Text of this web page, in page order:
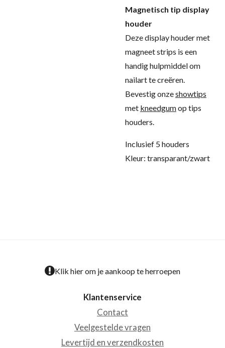
Magnetisch tip display
houder
Deze display houder met
magneet strips is een
handig hulpmiddel om
nailart te creëren.
Bevestig onzeshowtips
met kneedgumop tips
houders.
Inclusief 5 houders
Kleur: transparant/zwart
Klik hier om je aankoop te herroepen
Klantenservice
Contact
Veelgestelde vragen
Levertijd en verzendkosten